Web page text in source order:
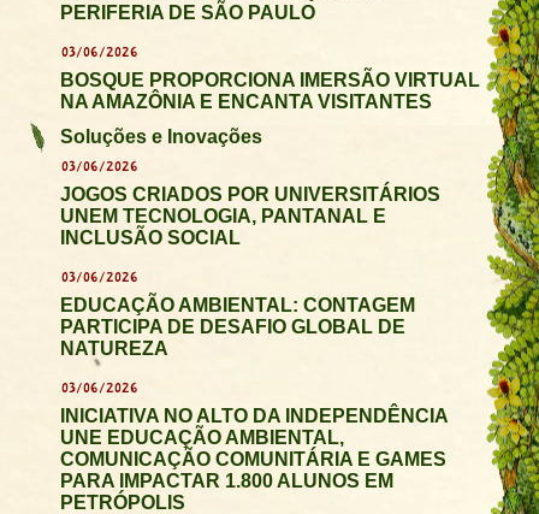
PERIFERIA DE SÃO PAULO
03/06/2026
BOSQUE PROPORCIONA IMERSÃO VIRTUAL
NA AMAZÔNIA E ENCANTA VISITANTES
Soluções e Inovações
03/06/2026
JOGOS CRIADOS POR UNIVERSITÁRIOS
UNEM TECNOLOGIA, PANTANAL E
INCLUSÃO SOCIAL
03/06/2026
EDUCAÇÃO AMBIENTAL: CONTAGEM
PARTICIPA DE DESAFIO GLOBAL DE
NATUREZA
03/06/2026
INICIATIVA NO ALTO DA INDEPENDÊNCIA
UNE EDUCAÇÃO AMBIENTAL,
COMUNICAÇÃO COMUNITÁRIA E GAMES
PARA IMPACTAR 1.800 ALUNOS EM
PETRÓPOLIS